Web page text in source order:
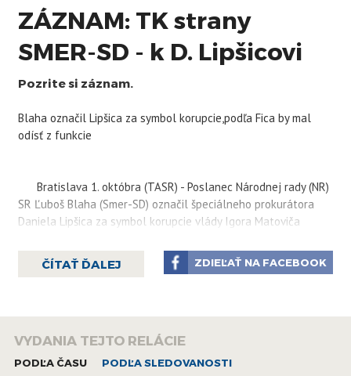
ZÁZNAM: TK strany
SMER-SD - k D. Lipšicovi
Pozrite si záznam.
Blaha označil Lipšica za symbol korupcie,podľa Fica by mal
odísť z funkcie
Bratislava 1. októbra (TASR) - Poslanec Národnej rady (NR)
SR Ľuboš Blaha (Smer-SD) označil špeciálneho prokurátora
Daniela Lipšica za symbol korupcie vlády Igora Matoviča
prokuratúry za rok 2020 skonštatoval, že Lipšic nie je
nestranný ani bezúhonný, nikdy nebol a nie je prokurátorom,
Blaha hovorí o politickej vendete. Tvrdí, že Lipšicovou
jedinou úlohou je pozatváranie súčasnej opozície. Vyhlásil, že
ČÍTAŤ ĎALEJ ZDIEĽAŤ NA FACEBOOK
VYDANIA TEJTO RELÁCIE
PODĽA ČASU PODĽA SLEDOVANOSTI